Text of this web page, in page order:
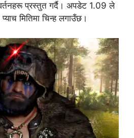
प्रस्तुत गर्दै। अपडेट 1.09 ले
मितिमा चिन्ह लगाउँछ।